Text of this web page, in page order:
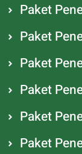
Paket
Paket
Paket
Paket
Paket
Paket